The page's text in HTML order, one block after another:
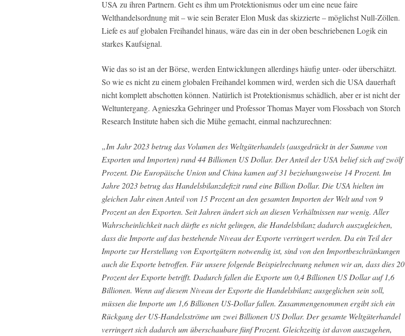
USA zu ihren Partnern. Geht es ihm um Protektionismus oder um eine neue faire
Welthandelsordnung mit – wie sein Berater Elon Musk das skizzierte – möglichst Null-Zöllen.
Liefe es auf globalen Freihandel hinaus, wäre das ein in der oben beschriebenen Logik ein
starkes Kaufsignal.
Wie das so ist an der Börse, werden Entwicklungen allerdings häufig unter- oder überschätzt.
So wie es nicht zu einem globalen Freihandel kommen wird, werden sich die USA dauerhaft
nicht komplett abschotten können. Natürlich ist Protektionismus schädlich, aber er ist nicht der
Weltuntergang. Agnieszka Gehringer und Professor Thomas Mayer vom Flossbach von Storch
Research Institute haben sich die Mühe gemacht, einmal nachzurechnen:
„Im Jahr 2023 betrug das Volumen des Weltgüterhandels (ausgedrückt in der Summe von
Exporten und Importen) rund 44 Billionen US Dollar. Der Anteil der USA belief sich auf zwölf
Prozent. Die Europäische Union und China kamen auf 31 beziehungsweise 14 Prozent. Im
Jahre 2023 betrug das Handelsbilanzdefizit rund eine Billion Dollar. Die USA hielten im
gleichen Jahr einen Anteil von 15 Prozent an den gesamten Importen der Welt und von 9
Prozent an den Exporten. Seit Jahren ändert sich an diesen Verhältnissen nur wenig. Aller
Wahrscheinlichkeit nach dürfte es nicht gelingen, die Handelsbilanz dadurch auszugleichen,
dass die Importe auf das bestehende Niveau der Exporte verringert werden. Da ein Teil der
Importe zur Herstellung von Exportgütern notwendig ist, sind von den Importbeschränkungen
auch die Exporte betroffen. Für unsere folgende Beispielrechnung nehmen wir an, dass dies 20
Prozent der Exporte betrifft. Dadurch fallen die Exporte um 0,4 Billionen US Dollar auf 1,6
Billionen. Wenn auf diesem Niveau der Exporte die Handelsbilanz ausgeglichen sein soll,
müssen die Importe um 1,6 Billionen US-Dollar fallen. Zusammengenommen ergibt sich ein
Rückgang der US-Handelsströme um zwei Billionen US Dollar. Der gesamte Weltgüterhandel
verringert sich dadurch um überschaubare fünf Prozent. Gleichzeitig ist davon auszugehen,